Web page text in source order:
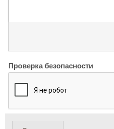
Проверка безопасности